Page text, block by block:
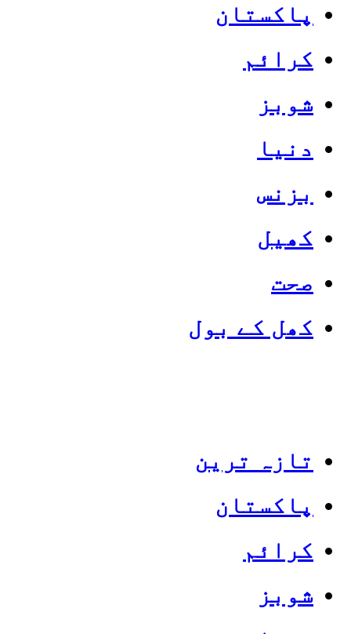
پاکستان
کرائم
شوبز
دنیا
بزنس
کھیل
صحت
کھل کے بول
تازہ ترین
پاکستان
کرائم
شوبز
Categories
Top News